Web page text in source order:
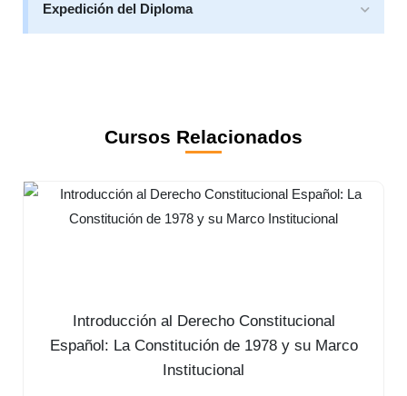
Expedición del Diploma
Cursos Relacionados
Introducción al Derecho Constitucional
Español: La Constitución de 1978 y su Marco
Institucional